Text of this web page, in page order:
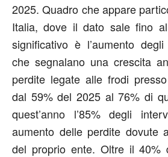
2025.Quadro che appare
Italia, dove il dato sale fino
significativo è l’aumento
che segnalano una crescita
perdite legate alle frodi
dal 59%del 2025 al 76% di
quest’anno l’85% degli
aumento delle perdite dovute
del proprioente. Oltre il40%